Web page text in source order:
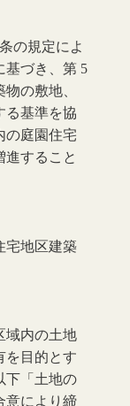
の規定によ
基づき、第 5
の敷地、
る基準を協
の庭園住宅
進すること
宅地区建築
域内の土地
を目的とす
下「土地の
意により締